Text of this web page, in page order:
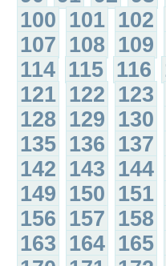
100 101 102
107 108 109
114 115 116
121 122 123
128 129 130
135 136 137
142 143 144
149 150 151
156 157 158
163 164 165